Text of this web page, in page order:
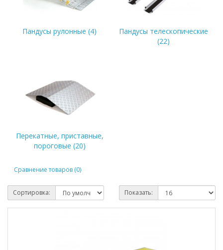
Пандусы рулонные (4)
Пандусы телескопические
(22)
Перекатные, приставные,
пороговые (20)
Сравнение товаров (0)
Сортировка: Показать: